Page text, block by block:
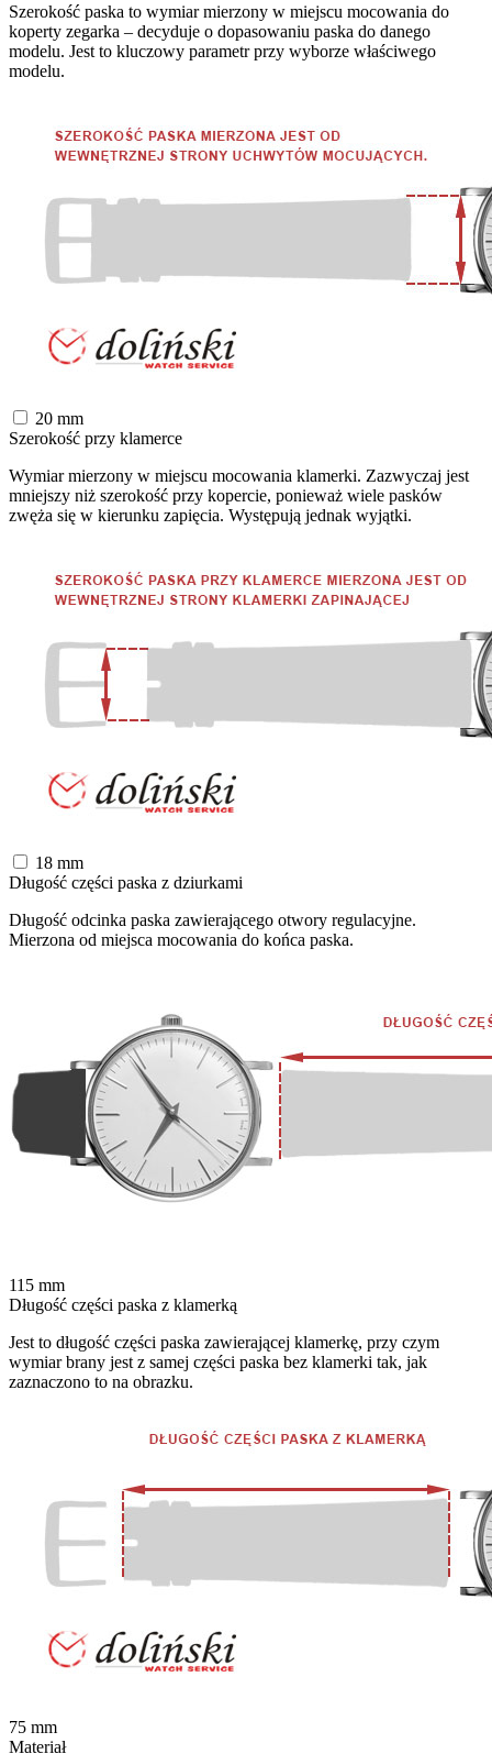
Szerokość paska to wymiar mierzony w miejscu mocowania do
koperty zegarka – decyduje o dopasowaniu paska do danego
modelu. Jest to kluczowy parametr przy wyborze właściwego
modelu.
20 mm
Szerokość przy klamerce
Wymiar mierzony w miejscu mocowania klamerki. Zazwyczaj jest
mniejszy niż szerokość przy kopercie, ponieważ wiele pasków
zwęża się w kierunku zapięcia. Występują jednak wyjątki.
18 mm
Długość części paska z dziurkami
Długość odcinka paska zawierającego otwory regulacyjne.
Mierzona od miejsca mocowania do końca paska.
115 mm
Długość części paska z klamerką
Jest to długość części paska zawierającej klamerkę, przy czym
wymiar brany jest z samej części paska bez klamerki tak, jak
zaznaczono to na obrazku.
75 mm
Materiał